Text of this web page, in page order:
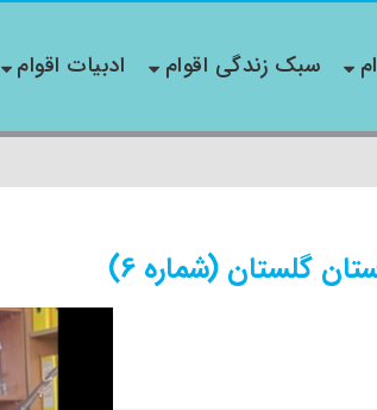
سبک زندگی اقوام ادبیات اقوام
گلستان (شماره 6)